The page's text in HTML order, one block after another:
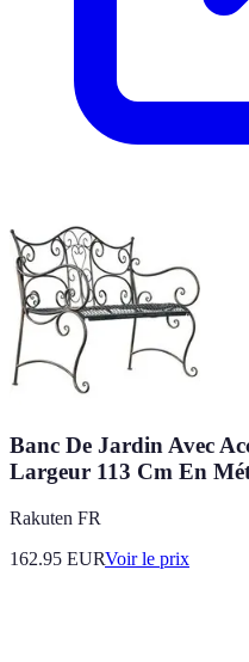
Banc De Jardin Avec
Largeur 113 Cm En
Rakuten FR
162.95 EURVoir le prix